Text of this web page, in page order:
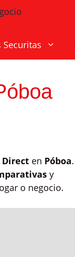
Securitas
Direct en Póboa.
y
o negocio.